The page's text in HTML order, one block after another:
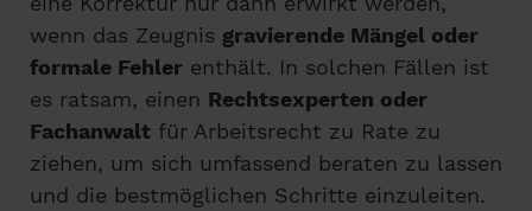
wenn das Zeugnis gravierende Mängel oder
formale Fehler enthält. In solchen Fällen ist
es ratsam, einen Rechtsexperten oder
Fachanwalt für Arbeitsrecht zu Rate zu
ziehen, um sich umfassend beraten zu lassen
und die bestmöglichen Schritte einzuleiten.